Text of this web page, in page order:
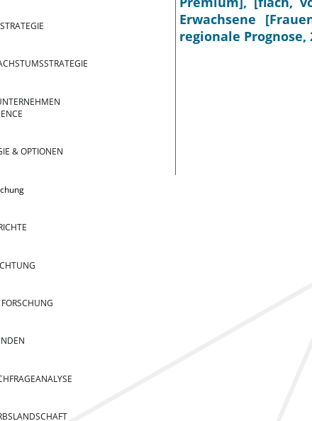
& OPTIONEN
Erwachsene
regionale Prognose,